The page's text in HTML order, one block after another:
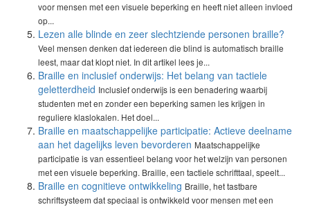
voor mensen met een visuele beperking en heeft niet alleen invloed
op...
Lezen alle blinde en zeer slechtziende personen braille?
Veel mensen denken dat iedereen die blind is automatisch braille
leest, maar dat klopt niet. In dit artikel lees je...
Braille en inclusief onderwijs: Het belang van tactiele
geletterdheid Inclusief onderwijs is een benadering waarbij
studenten met en zonder een beperking samen les krijgen in
reguliere klaslokalen. Het doel...
Braille en maatschappelijke participatie: Actieve deelname
aan het dagelijks leven bevorderen Maatschappelijke
participatie is van essentieel belang voor het welzijn van personen
met een visuele beperking. Braille, een tactiele schrifttaal, speelt...
Braille en cognitieve ontwikkeling Braille, het tastbare
schriftsysteem dat speciaal is ontwikkeld voor mensen met een